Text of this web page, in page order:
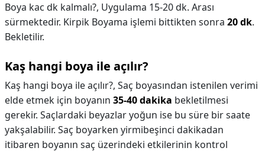
Boya kac dk kalmalı?, Uygulama 15-20 dk. Arası
sürmektedir. Kirpik Boyama işlemi bittikten sonra 20 dk.
Bekletilir.
Kaş hangi boya ile açılır?
Kaş hangi boya ile açılır?, Saç boyasından istenilen verimi
elde etmek için boyanın 35-40 dakika bekletilmesi
gerekir. Saçlardaki beyazlar yoğun ise bu süre bir saate
yakşalabilir. Saç boyarken yirmibeşinci dakikadan
itibaren boyanın saç üzerindeki etkilerinin kontrol